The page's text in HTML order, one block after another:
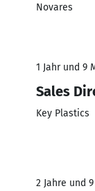
Novares
1 Jahr und 9
Sales
Key Plastics
2 Jahre und